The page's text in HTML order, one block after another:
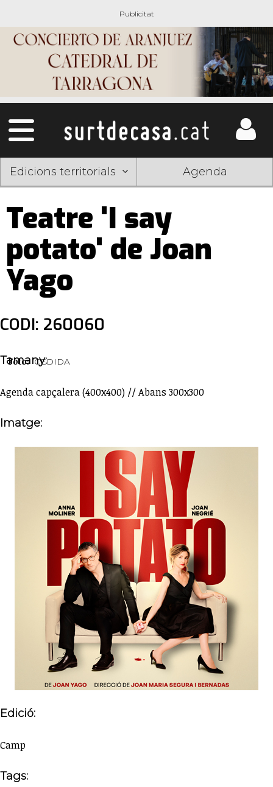
Edicions territorials Agenda
Teatre 'I say
potato' de Joan
Yago
CODI: 260060
Foto: CEDIDA
Tamany:
Agenda capçalera (400x400) // Abans 300x300
Imatge:
Edició:
Camp
Tags: